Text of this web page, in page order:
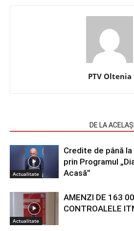
PTV Oltenia
DE LA
Actualitate
Credite de până
prin Programul
Acasă”
Actualitate
AMENZI DE 163
CONTROALELE